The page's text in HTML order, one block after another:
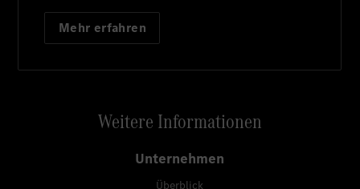
Mehr erfahren
Weitere Informationen
Unternehmen
Überblick